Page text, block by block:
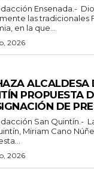
Dio inicio
las tradicionales
en la que...
2026
ALCALDESA
PROPUESTA
DE
La alcaldesa de
Miriam Cano
2026